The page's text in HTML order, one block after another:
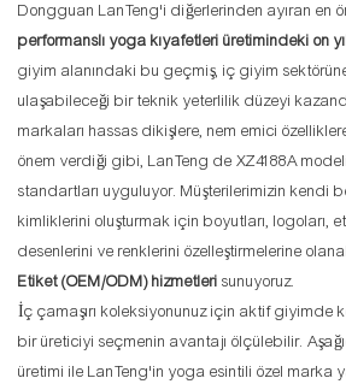
Dongguan LanTeng'i diğerlerinden ayıran en
performanslı yoga kıyafetleri üretimindeki on
giyim alanındaki bu geçmiş, iç giyim
ulaşabileceği bir teknik yeterlilik düzeyi
markaları hassas dikişlere, nem emici
önem verdiği gibi, LanTeng de XZ4188A
standartları uyguluyor. Müşterilerimizin kendi
kimliklerini oluşturmak için boyutları, logoları,
desenlerini ve renklerini özelleştirmelerine
Etiket (OEM/ODM) hizmetleri sunuyoruz.
İç çamaşırı koleksiyonunuz için aktif giyimde
bir üreticiyi seçmenin avantajı ölçülebilir.
üretimi ile LanTeng'in yoga esintili özel marka